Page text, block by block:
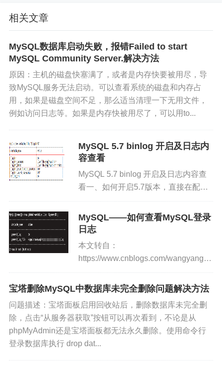
本文链接：https://www.only4.work/blog/?id=140
文章标题：小墨の博客 - Mysql删除重复数据
务必注明出处。转载后请将转载链接通过邮件告知我
站，谢谢合作。本站邮箱：admin@only4.work
版权声明：本文由 张小弟之家 发布，如需转载请注明出
相关文章
MySQL数据库启动失败，报错Failed to start
MySQL Community Server.解决方法
原因：主机的磁盘快塞满了，或者是内存快要被用尽，导
致MySQL服务无法启动。可以查看系统的磁盘和内存占
用，如果是磁盘空间不足，那么适当清理一下无用文件，
例如访问日志等。如果是内存快被用尽了，可以用to...
MySQL 5.7 binlog 开启及日志内
容查看
MySQL 5.7 binlog 开启及日志内容查
看一、如何开启5.7版本，直接在配置
文件中指定：[mysqld] log-bin=mysql-
bin server-id=1 binlog_fo...
MySQL——如何查看MySQL登录
日志
本文转自：
https://www.cnblogs.com/
前言如需查看MySQL的登录日志，首
先要确认开启了general_loggeneral...
宝塔删除MySQL中数据库未完全删除问题解决方法
问题描述：宝塔面板启用回收站后，删除数据库未完全删
除，点击“从服务器获取”按钮可以再次看到，不论是从
phpMyAdmin还是宝塔面板都无法永久删除。使用命令行
登录数据库执行 drop dat...